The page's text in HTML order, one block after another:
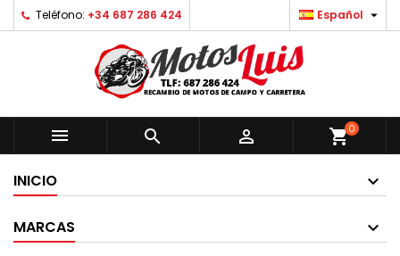
Teléfono: +34 687 286 424 Español 
   shopping_cart0
INICIO
MARCAS